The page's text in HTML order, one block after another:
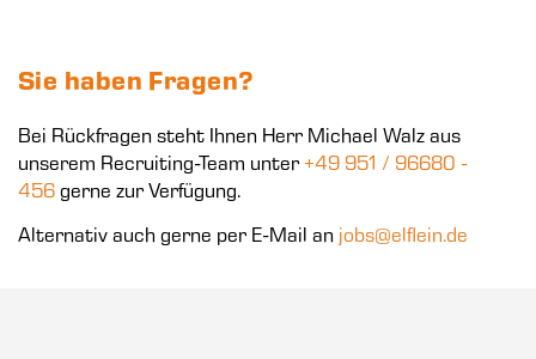
Sie haben Fragen?
Bei Rückfragen steht Ihnen Herr Michael Walz aus
unserem Recruiting-Team unter +49 951 / 96680 -
456gerne zur Verfügung.
Alternativ auch gerne per E-Mail an jobs@elflein.de